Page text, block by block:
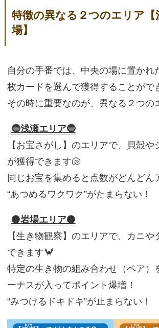
特徴の異なる２つのエリア【
場】
自分の手番では、中央の場に置かれ
枚カードを選んで獲得することがで
その時に重要なのが、異なる２つの
🔵浅瀬エリア🔵
【お宝さがし】のエリアで、貝殻
が獲得できます🐚
同じお宝を集めると点数がどんどん
“あつめるワクワク”がたまらない！
🟠岩場エリア🟠
【生き物観察】のエリアで、カニ
できます🦀
特定の生き物の組み合わせ（ペア）
ーナスが入ってポイント爆増！
“みつけるドキドキ”が止まらない！